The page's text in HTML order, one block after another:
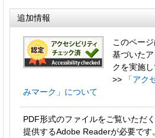
追加情報
このペー
基づいた
クを実施し
>>
「アク
みマーク」について
PDF形式のファイルをご覧いただ
提供するAdobe Readerが必要です。